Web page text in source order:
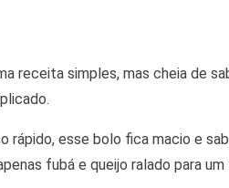
receita simples, mas cheia de
rápido, esse bolo fica macio e
fubá e queijo ralado para